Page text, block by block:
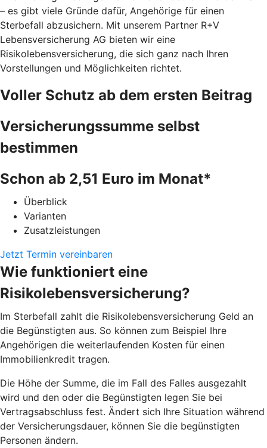
– es gibt viele Gründe dafür, Angehörige für einen
Sterbefall abzusichern. Mit unserem Partner R+V
Lebensversicherung AG bieten wir eine
Risikolebensversicherung, die sich ganz nach Ihren
Vorstellungen und Möglichkeiten richtet.
Voller Schutz ab dem ersten Beitrag
Versicherungssumme selbst
bestimmen
Schon ab 2,51 Euro im Monat*
Überblick
Varianten
Zusatzleistungen
Jetzt Termin vereinbaren
Wie funktioniert eine
Risikolebensversicherung?
Im Sterbefall zahlt die Risikolebensversicherung Geld an
die Begünstigten aus. So können zum Beispiel Ihre
Angehörigen die weiterlaufenden Kosten für einen
Immobilienkredit tragen.
Die Höhe der Summe, die im Fall des Falles ausgezahlt
wird und den oder die Begünstigten legen Sie bei
Vertragsabschluss fest. Ändert sich Ihre Situation während
der Versicherungsdauer, können Sie die begünstigten
Personen ändern.